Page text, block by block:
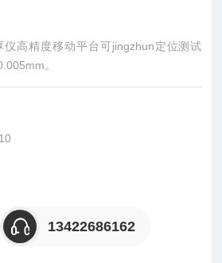
高精度移动平台可jingzhun定位测试
。
13422686162